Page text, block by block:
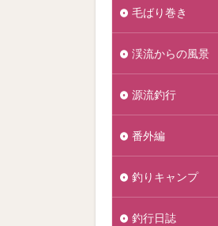
毛ばり巻き
渓流からの風景
源流釣行
番外編
釣りキャンプ
釣行日誌